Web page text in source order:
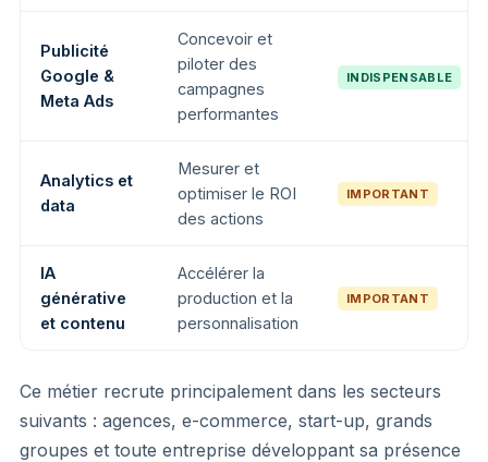
Publicité
Google &
Meta Ads
Concevoir et
piloter des
campagnes
performantes
INDISPENSABLE
Analytics et
data
Mesurer et
optimiser le ROI
des actions
IMPORTANT
IA
générative
et contenu
Accélérer la
production et la
personnalisation
IMPORTANT
Ce métier recrute principalement dans les secteurs
suivants : agences, e-commerce, start-up, grands
groupes et toute entreprise développant sa présence